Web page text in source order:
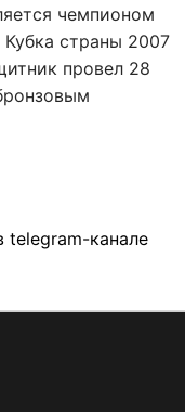
чемпионом
страны 2007
провел 28
telegram-канале